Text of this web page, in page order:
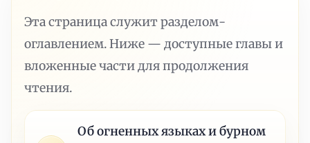
Эта страница служит разделом-
оглавлением. Ниже — доступные главы и
вложенные части для продолжения
чтения.
Об огненных языках и бурном